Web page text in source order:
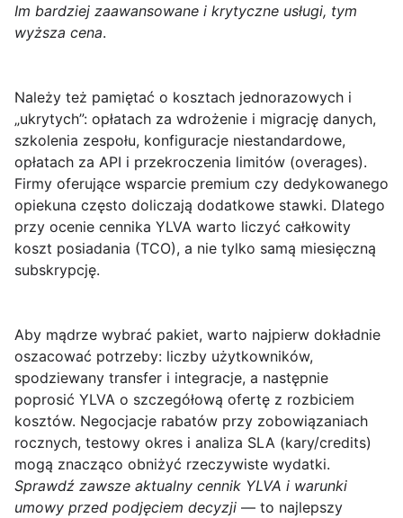
Im bardziej zaawansowane i krytyczne usługi, tym
wyższa cena.
Należy też pamiętać o kosztach jednorazowych i
„ukrytych”: opłatach za wdrożenie i migrację danych,
szkolenia zespołu, konfiguracje niestandardowe,
opłatach za API i przekroczenia limitów (overages).
Firmy oferujące wsparcie premium czy dedykowanego
opiekuna często doliczają dodatkowe stawki. Dlatego
przy ocenie cennika YLVA warto liczyć całkowity
koszt posiadania (TCO), a nie tylko samą miesięczną
subskrypcję.
Aby mądrze wybrać pakiet, warto najpierw dokładnie
oszacować potrzeby: liczby użytkowników,
spodziewany transfer i integracje, a następnie
poprosić YLVA o szczegółową ofertę z rozbiciem
kosztów. Negocjacje rabatów przy zobowiązaniach
rocznych, testowy okres i analiza SLA (kary/credits)
mogą znacząco obniżyć rzeczywiste wydatki.
Sprawdź zawsze aktualny cennik YLVA i warunki
umowy przed podjęciem decyzji — to najlepszy